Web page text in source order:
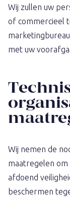
Wij zullen uw
of commercieel
met uw
Wij nemen de
maatregelen om
afdoend
beschermen